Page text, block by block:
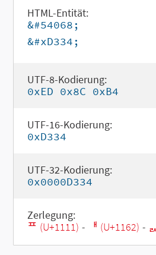
HTML-Entität:
&#54068;
&#xD334;
UTF-8-Kodierung:
0xED 0x8C 0xB4
UTF-16-Kodierung:
0xD334
UTF-32-Kodierung:
0x0000D334
Zerlegung:
ᄑ (U+1111) - ᅢ (U+1162) -